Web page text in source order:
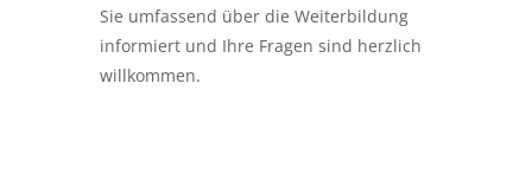
Sie umfassend über die Weiterbildung
informiert und Ihre Fragen sind herzlich
willkommen.